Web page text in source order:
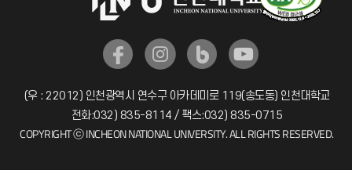
(우 : 22012) 인천광역시 연수구 아카데미로 119(송도동) 인천대학교
전화:032) 835-8114 / 팩스:032) 835-0715
COPYRIGHT ⓒ INCHEON NATIONAL UNIVERSITY. ALL RIGHTS RESERVED.